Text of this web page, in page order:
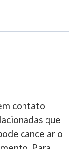
contato
que
cancelar o